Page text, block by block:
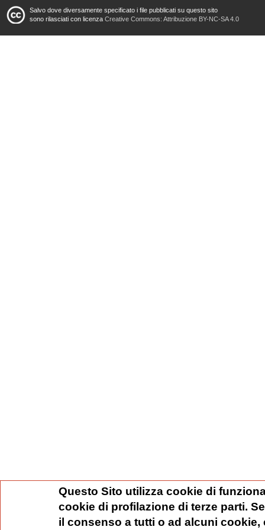
Salvo dove diversamente specificato i file pubblicati su questo sito
sono rilasciati con licenza Creative Commons: Attribuzione BY-NC-SA 4.0
Questo Sito utilizza cookie di
cookie di profilazione di terze parti.
il consenso a tutti o ad alcuni